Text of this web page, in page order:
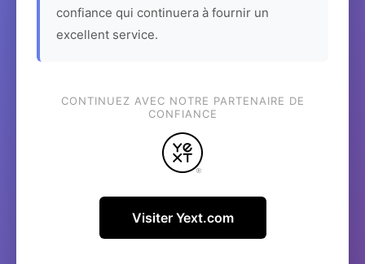
confiance qui continuera à fournir un
excellent service.
CONTINUEZ AVEC NOTRE PARTENAIRE DE
CONFIANCE
Visiter Yext.com